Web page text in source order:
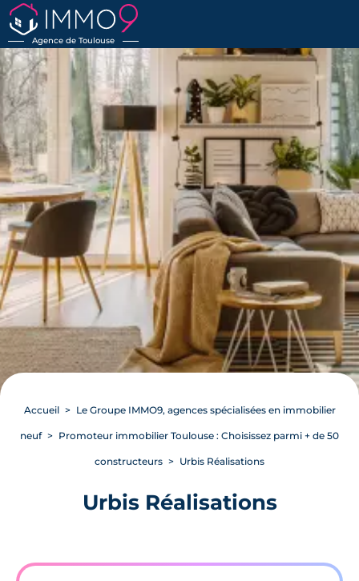
Agence de Toulouse
Accueil Le Groupe IMMO9, agences spécialisées en immobilier
neuf Promoteur immobilier Toulouse : Choisissez parmi + de 50
constructeurs Urbis Réalisations
Urbis Réalisations